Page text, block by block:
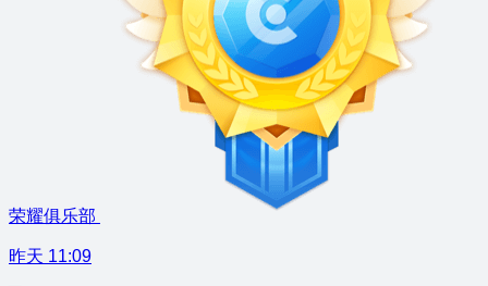
荣耀俱乐部
昨天 11:09